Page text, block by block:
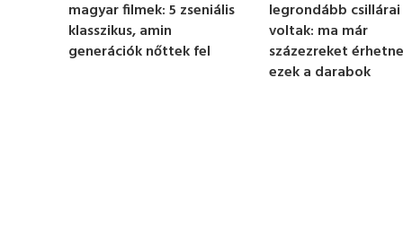
t
2
magyar filmek: 5 zseniális
klasszikus, amin
generációk nőttek fel
legrondább csillárai
voltak: ma már
százezreket
ezek a darabok